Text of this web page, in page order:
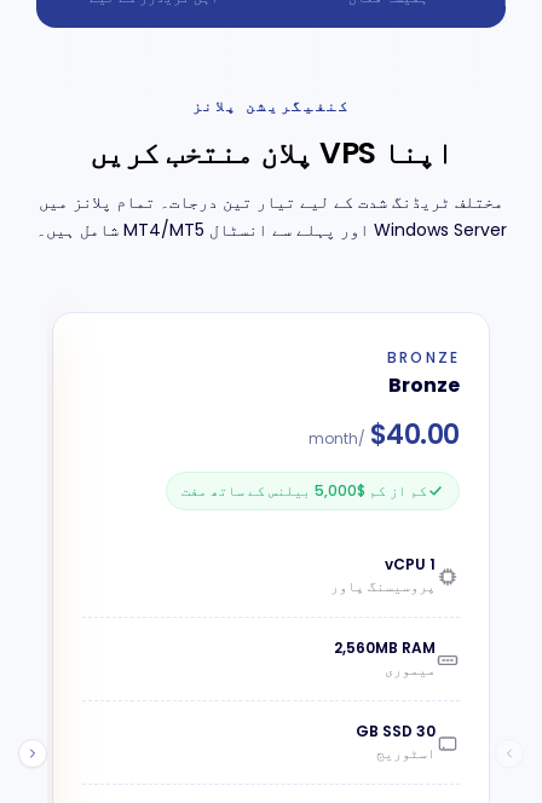
کنفیگریشن پلانز
اپنا VPS پلان منتخب کریں
مختلف ٹریڈنگ شدت کے لیے تیار تین درجات۔ تمام پلانز میں
Windows Server اور پہلے سے انسٹال MT4/MT5 شامل ہیں۔
BRONZE
Bronze
$40.00
/month
کم از کم $5,000 بیلنس کے ساتھ مفت
1 vCPU
پروسیسنگ پاور
2,560MB RAM
میموری
30 GB SSD
اسٹوریج